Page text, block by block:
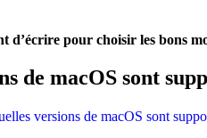
d’écrire pour choisir les bons
de macOS sont
versions de macOS sont